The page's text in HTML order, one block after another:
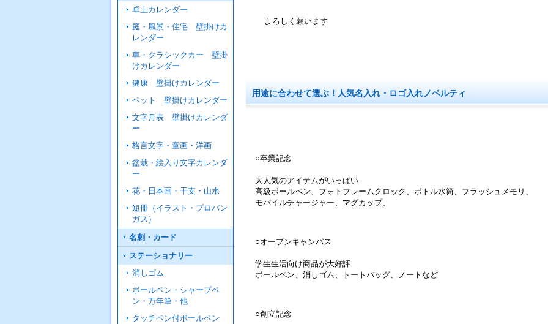
卓上カレンダー
庭・風景・住宅 壁掛けカ
レンダー
車・クラシックカー 壁掛
けカレンダー
健康 壁掛けカレンダー
ペット 壁掛けカレンダー
文字月表 壁掛けカレンダ
ー
格言文字・童画・洋画
盆栽・絵入り文字カレンダ
ー
花・日本画・干支・山水
短冊（イラスト・プロパン
ガス）
名刺・カード
ステーショナリー
消しゴム
ボールペン・シャープペ
ン・万年筆・他
タッチペン付ボールペン
よろしく願います
用途に合わせて選ぶ！人気名入れ・ロゴ入れノベルティ
○卒業記念
大人気のアイテムがいっぱい
高級ボールペン、フォトフレームクロック、ボトル水筒、フラッシュメモリ、
モバイルチャージャー、マグカップ、
○オープンキャンパス
学生生活向け商品が大好評
ボールペン、消しゴム、トートバッグ、ノートなど
○創立記念